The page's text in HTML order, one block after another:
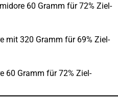
60 Gramm für 72% Ziel-
mit 320 Gramm für 69% Ziel-
60 Gramm für 72% Ziel-